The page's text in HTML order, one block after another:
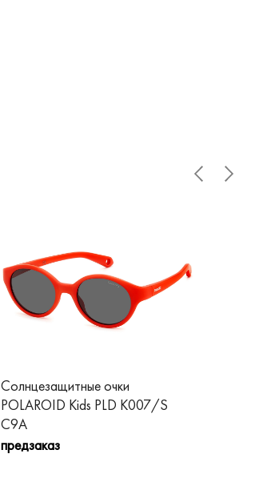
Солнцезащитные очки
POLAROID Kids PLD K007/S
C9A
предзаказ